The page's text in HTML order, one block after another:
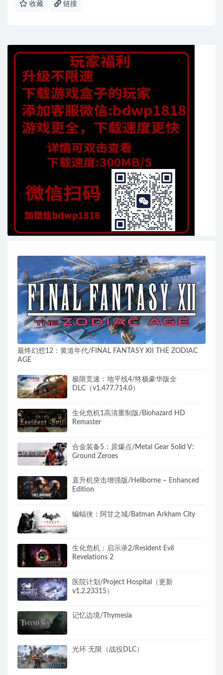
收藏 链接
最终幻想12：黄道年代/FINAL FANTASY XII THE ZODIAC
AGE
极限竞速：地平线4/终极豪华版全
DLC（v1.477.714.0）
生化危机1高清重制版/Biohazard HD
Remaster
合金装备5：原爆点/Metal Gear Solid V:
Ground Zeroes
直升机突击增强版/Heliborne – Enhanced
Edition
蝙蝠侠：阿甘之城/Batman Arkham City
生化危机：启示录2/Resident Evil
Revelations 2
医院计划/Project Hospital（更新
v1.2.23315）
记忆边境/Thymesia
光环 无限（战役DLC）